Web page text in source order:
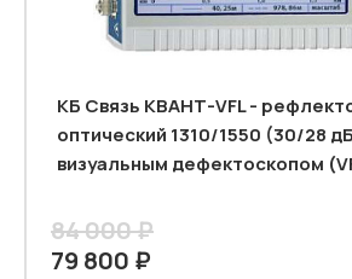
КБ Связь КВАНТ-VFL -
оптический 1310/1550 (30/28
визуальным дефектоскопом
84 000 ₽
79 800 ₽